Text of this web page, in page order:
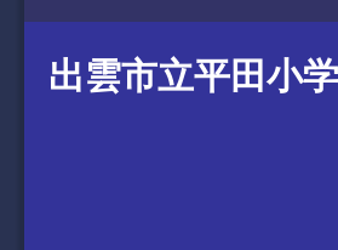
出雲市立平田小